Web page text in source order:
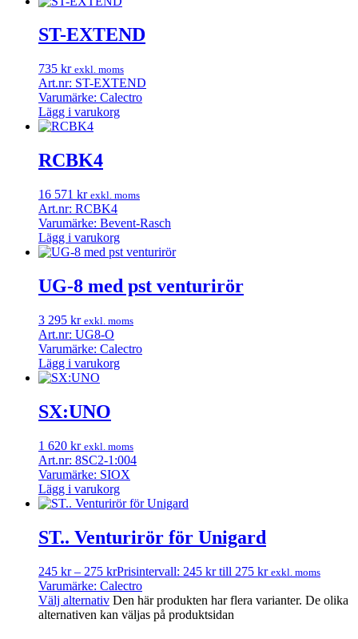
ST-EXTEND
735 kr exkl. moms
Art.nr: ST-EXTEND
Varumärke: Calectro
Lägg i varukorg
RCBK4
16 571 kr exkl. moms
Art.nr: RCBK4
Varumärke: Bevent-Rasch
Lägg i varukorg
UG-8 med pst venturirör
3 295 kr exkl. moms
Art.nr: UG8-O
Varumärke: Calectro
Lägg i varukorg
SX:UNO
1 620 kr exkl. moms
Art.nr: 8SC2-1:004
Varumärke: SIOX
Lägg i varukorg
ST.. Venturirör för Unigard
245 kr – 275 krPrisintervall: 245 kr till 275 kr exkl. moms
Varumärke: Calectro
Välj alternativ Den här produkten har flera varianter. De olika
alternativen kan väljas på produktsidan